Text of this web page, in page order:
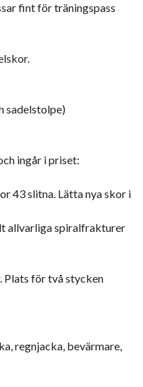
fint för träningspass
sadelstolpe)
ingår i priset:
43 slitna. Lätta nya skor i
allvarliga spiralfrakturer
Plats för två stycken
regnjacka, bevärmare,